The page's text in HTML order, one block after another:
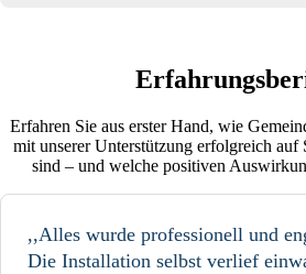
Erfahren Sie aus erster Hand, wie
mit unserer Unterstützung erfolgreich auf
sind – und welche positiven
,,Alles wurde professionell und
Die Installation selbst verlief